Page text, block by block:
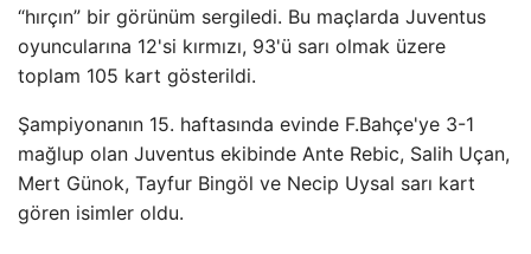
“hırçın” bir görünüm sergiledi. Bu maçlarda Juventus
oyuncularına 12'si kırmızı, 93'ü sarı olmak üzere
toplam 105 kart gösterildi.
Şampiyonanın 15. haftasında evinde F.Bahçe'ye 3-1
mağlup olan Juventus ekibinde Ante Rebic, Salih Uçan,
Mert Günok, Tayfur Bingöl ve Necip Uysal sarı kart
gören isimler oldu.